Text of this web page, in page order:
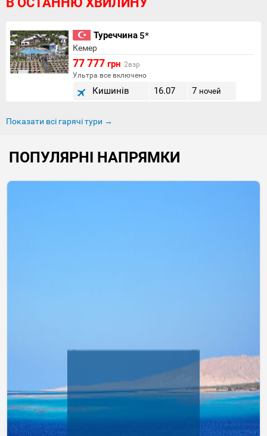
Туреччина5*
Кемер
77 777 грн 2взр
Ультра все включено
Кишинів 16.07 7 ночей
Показати всі гарячі тури →
ПОПУЛЯРНІ НАПРЯМКИ